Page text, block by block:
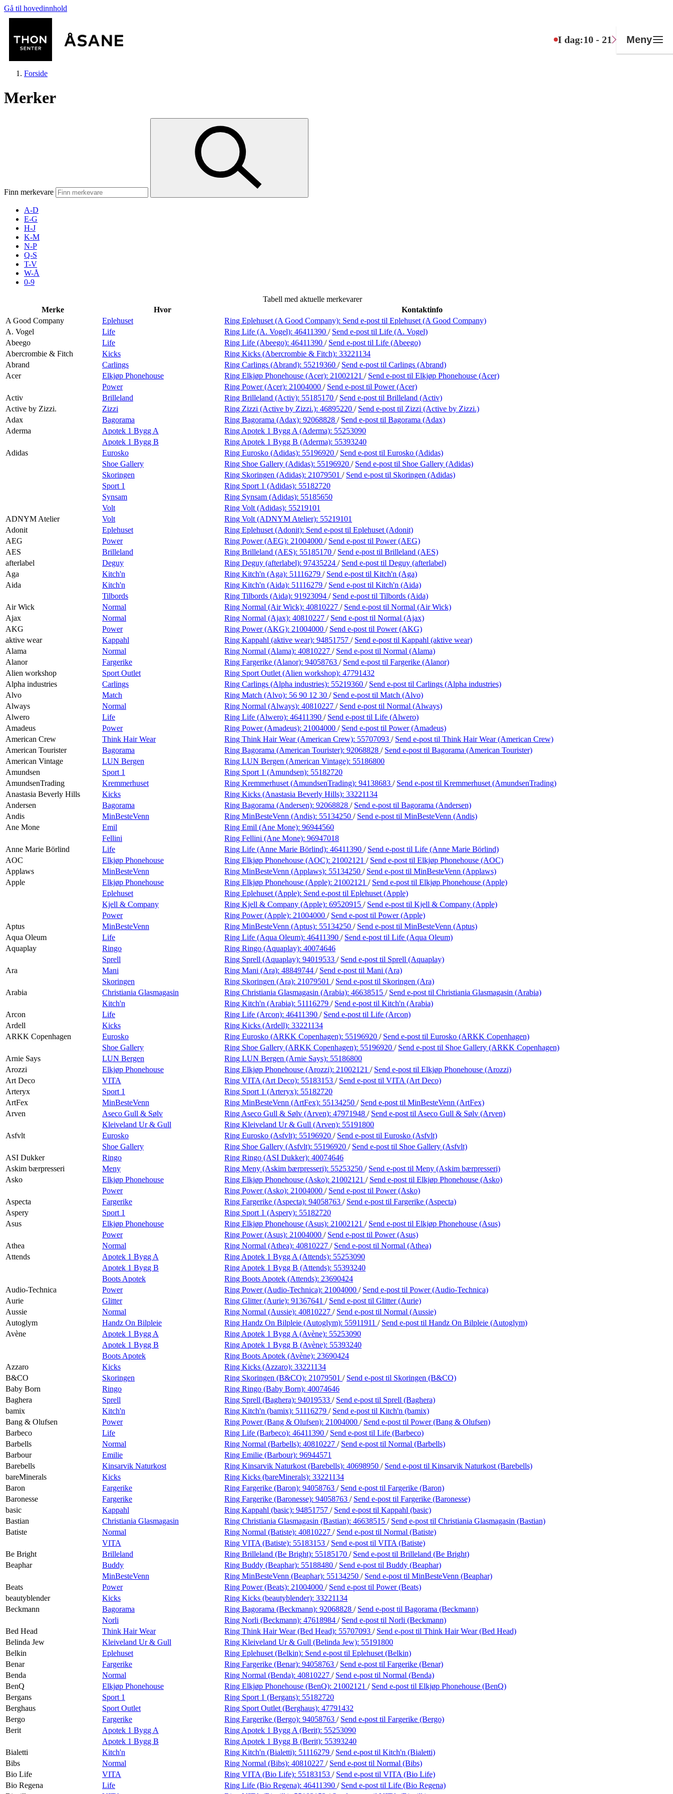
Gå til hovedinnhold
I dag:10 - 21 Meny
Mat og drikke
Kundeklubb
Inspirasjon
Praktisk informasjon
Ledige stillinger
Forside
Merker
Finn merkevare
A-D
E-G
H-J
K-M
N-P
Q-S
T-V
W-Å
0-9
Tabell med aktuelle merkevarer
Merke
Hvor
Kontaktinfo
A Good Company
Eplehuset Ring Eplehuset (A Good Company): Send e-post til Eplehuset (A Good Company)
A. Vogel
Life Ring Life (A. Vogel): 46411390 / Send e-post til Life (A. Vogel)
Abeego
Life Ring Life (Abeego): 46411390 / Send e-post til Life (Abeego)
Abercrombie & Fitch
Kicks Ring Kicks (Abercrombie & Fitch): 33221134
Abrand
Carlings Ring Carlings (Abrand): 55219360 / Send e-post til Carlings (Abrand)
Acer
Elkjøp Phonehouse Ring Elkjøp Phonehouse (Acer): 21002121 / Send e-post til Elkjøp Phonehouse (Acer)
Power
Ring Power (Acer): 21004000 / Send e-post til Power (Acer)
Activ
Brilleland Ring Brilleland (Activ): 55185170 / Send e-post til Brilleland (Activ)
Active by Zizzi.
Zizzi Ring Zizzi (Active by Zizzi.): 46895220 / Send e-post til Zizzi (Active by Zizzi.)
Adax
Bagorama Ring Bagorama (Adax): 92068828 / Send e-post til Bagorama (Adax)
Aderma
Apotek 1 Bygg A Ring Apotek 1 Bygg A (Aderma): 55253090
Apotek 1 Bygg B
Ring Apotek 1 Bygg B (Aderma): 55393240
Adidas
Eurosko Ring Eurosko (Adidas): 55196920 / Send e-post til Eurosko (Adidas)
Shoe Gallery
Ring Shoe Gallery (Adidas): 55196920 / Send e-post til Shoe Gallery (Adidas)
Skoringen
Ring Skoringen (Adidas): 21079501 / Send e-post til Skoringen (Adidas)
Sport 1
Ring Sport 1 (Adidas): 55182720
Synsam
Ring Synsam (Adidas): 55185650
Volt
Ring Volt (Adidas): 55219101
ADNYM Atelier
Volt Ring Volt (ADNYM Atelier): 55219101
Adonit
Eplehuset Ring Eplehuset (Adonit): Send e-post til Eplehuset (Adonit)
AEG
Power Ring Power (AEG): 21004000 / Send e-post til Power (AEG)
AES
Brilleland Ring Brilleland (AES): 55185170 / Send e-post til Brilleland (AES)
afterlabel
Deguy Ring Deguy (afterlabel): 97435224 / Send e-post til Deguy (afterlabel)
Aga
Kitch'n Ring Kitch'n (Aga): 51116279 / Send e-post til Kitch'n (Aga)
Aida
Kitch'n Ring Kitch'n (Aida): 51116279 / Send e-post til Kitch'n (Aida)
Tilbords
Ring Tilbords (Aida): 91923094 / Send e-post til Tilbords (Aida)
Air Wick
Normal Ring Normal (Air Wick): 40810227 / Send e-post til Normal (Air Wick)
Ajax
Normal Ring Normal (Ajax): 40810227 / Send e-post til Normal (Ajax)
AKG
Power Ring Power (AKG): 21004000 / Send e-post til Power (AKG)
aktive wear
Kappahl Ring Kappahl (aktive wear): 94851757 / Send e-post til Kappahl (aktive wear)
Alama
Normal Ring Normal (Alama): 40810227 / Send e-post til Normal (Alama)
Alanor
Fargerike Ring Fargerike (Alanor): 94058763 / Send e-post til Fargerike (Alanor)
Alien workshop
Sport Outlet Ring Sport Outlet (Alien workshop): 47791432
Alpha industries
Carlings Ring Carlings (Alpha industries): 55219360 / Send e-post til Carlings (Alpha industries)
Alvo
Match Ring Match (Alvo): 56 90 12 30 / Send e-post til Match (Alvo)
Always
Normal Ring Normal (Always): 40810227 / Send e-post til Normal (Always)
Alwero
Life Ring Life (Alwero): 46411390 / Send e-post til Life (Alwero)
Amadeus
Power Ring Power (Amadeus): 21004000 / Send e-post til Power (Amadeus)
American Crew
Think Hair Wear Ring Think Hair Wear (American Crew): 55707093 / Send e-post til Think Hair Wear (American Crew)
American Tourister
Bagorama Ring Bagorama (American Tourister): 92068828 / Send e-post til Bagorama (American Tourister)
American Vintage
LUN Bergen Ring LUN Bergen (American Vintage): 55186800
Amundsen
Sport 1 Ring Sport 1 (Amundsen): 55182720
AmundsenTrading
Kremmerhuset Ring Kremmerhuset (AmundsenTrading): 94138683 / Send e-post til Kremmerhuset (AmundsenTrading)
Anastasia Beverly Hills
Kicks Ring Kicks (Anastasia Beverly Hills): 33221134
Andersen
Bagorama Ring Bagorama (Andersen): 92068828 / Send e-post til Bagorama (Andersen)
Andis
MinBesteVenn Ring MinBesteVenn (Andis): 55134250 / Send e-post til MinBesteVenn (Andis)
Ane Mone
Emil Ring Emil (Ane Mone): 96944560
Fellini
Ring Fellini (Ane Mone): 96947018
Anne Marie Börlind
Life Ring Life (Anne Marie Börlind): 46411390 / Send e-post til Life (Anne Marie Börlind)
AOC
Elkjøp Phonehouse Ring Elkjøp Phonehouse (AOC): 21002121 / Send e-post til Elkjøp Phonehouse (AOC)
Applaws
MinBesteVenn Ring MinBesteVenn (Applaws): 55134250 / Send e-post til MinBesteVenn (Applaws)
Apple
Elkjøp Phonehouse Ring Elkjøp Phonehouse (Apple): 21002121 / Send e-post til Elkjøp Phonehouse (Apple)
Eplehuset
Ring Eplehuset (Apple): Send e-post til Eplehuset (Apple)
Kjell & Company
Ring Kjell & Company (Apple): 69520915 / Send e-post til Kjell & Company (Apple)
Power
Ring Power (Apple): 21004000 / Send e-post til Power (Apple)
Aptus
MinBesteVenn Ring MinBesteVenn (Aptus): 55134250 / Send e-post til MinBesteVenn (Aptus)
Aqua Oleum
Life Ring Life (Aqua Oleum): 46411390 / Send e-post til Life (Aqua Oleum)
Aquaplay
Ringo Ring Ringo (Aquaplay): 40074646
Sprell
Ring Sprell (Aquaplay): 94019533 / Send e-post til Sprell (Aquaplay)
Ara
Mani Ring Mani (Ara): 48849744 / Send e-post til Mani (Ara)
Skoringen
Ring Skoringen (Ara): 21079501 / Send e-post til Skoringen (Ara)
Arabia
Christiania Glasmagasin Ring Christiania Glasmagasin (Arabia): 46638515 / Send e-post til Christiania Glasmagasin (Arabia)
Kitch'n
Ring Kitch'n (Arabia): 51116279 / Send e-post til Kitch'n (Arabia)
Arcon
Life Ring Life (Arcon): 46411390 / Send e-post til Life (Arcon)
Ardell
Kicks Ring Kicks (Ardell): 33221134
ARKK Copenhagen
Eurosko Ring Eurosko (ARKK Copenhagen): 55196920 / Send e-post til Eurosko (ARKK Copenhagen)
Shoe Gallery
Ring Shoe Gallery (ARKK Copenhagen): 55196920 / Send e-post til Shoe Gallery (ARKK Copenhagen)
Arnie Says
LUN Bergen Ring LUN Bergen (Arnie Says): 55186800
Arozzi
Elkjøp Phonehouse Ring Elkjøp Phonehouse (Arozzi): 21002121 / Send e-post til Elkjøp Phonehouse (Arozzi)
Art Deco
VITA Ring VITA (Art Deco): 55183153 / Send e-post til VITA (Art Deco)
Arteryx
Sport 1 Ring Sport 1 (Arteryx): 55182720
ArtFex
MinBesteVenn Ring MinBesteVenn (ArtFex): 55134250 / Send e-post til MinBesteVenn (ArtFex)
Arven
Aseco Gull & Sølv Ring Aseco Gull & Sølv (Arven): 47971948 / Send e-post til Aseco Gull & Sølv (Arven)
Kleiveland Ur & Gull
Ring Kleiveland Ur & Gull (Arven): 55191800
Asfvlt
Eurosko Ring Eurosko (Asfvlt): 55196920 / Send e-post til Eurosko (Asfvlt)
Shoe Gallery
Ring Shoe Gallery (Asfvlt): 55196920 / Send e-post til Shoe Gallery (Asfvlt)
ASI Dukker
Ringo Ring Ringo (ASI Dukker): 40074646
Askim bærpresseri
Meny Ring Meny (Askim bærpresseri): 55253250 / Send e-post til Meny (Askim bærpresseri)
Asko
Elkjøp Phonehouse Ring Elkjøp Phonehouse (Asko): 21002121 / Send e-post til Elkjøp Phonehouse (Asko)
Power
Ring Power (Asko): 21004000 / Send e-post til Power (Asko)
Aspecta
Fargerike Ring Fargerike (Aspecta): 94058763 / Send e-post til Fargerike (Aspecta)
Aspery
Sport 1 Ring Sport 1 (Aspery): 55182720
Asus
Elkjøp Phonehouse Ring Elkjøp Phonehouse (Asus): 21002121 / Send e-post til Elkjøp Phonehouse (Asus)
Power
Ring Power (Asus): 21004000 / Send e-post til Power (Asus)
Athea
Normal Ring Normal (Athea): 40810227 / Send e-post til Normal (Athea)
Attends
Apotek 1 Bygg A Ring Apotek 1 Bygg A (Attends): 55253090
Apotek 1 Bygg B
Ring Apotek 1 Bygg B (Attends): 55393240
Boots Apotek
Ring Boots Apotek (Attends): 23690424
Audio-Technica
Power Ring Power (Audio-Technica): 21004000 / Send e-post til Power (Audio-Technica)
Aurie
Glitter Ring Glitter (Aurie): 91367641 / Send e-post til Glitter (Aurie)
Aussie
Normal Ring Normal (Aussie): 40810227 / Send e-post til Normal (Aussie)
Autoglym
Handz On Bilpleie Ring Handz On Bilpleie (Autoglym): 55911911 / Send e-post til Handz On Bilpleie (Autoglym)
Avène
Apotek 1 Bygg A Ring Apotek 1 Bygg A (Avène): 55253090
Apotek 1 Bygg B
Ring Apotek 1 Bygg B (Avène): 55393240
Boots Apotek
Ring Boots Apotek (Avène): 23690424
Azzaro
Kicks Ring Kicks (Azzaro): 33221134
B&CO
Skoringen Ring Skoringen (B&CO): 21079501 / Send e-post til Skoringen (B&CO)
Baby Born
Ringo Ring Ringo (Baby Born): 40074646
Baghera
Sprell Ring Sprell (Baghera): 94019533 / Send e-post til Sprell (Baghera)
bamix
Kitch'n Ring Kitch'n (bamix): 51116279 / Send e-post til Kitch'n (bamix)
Bang & Olufsen
Power Ring Power (Bang & Olufsen): 21004000 / Send e-post til Power (Bang & Olufsen)
Barbeco
Life Ring Life (Barbeco): 46411390 / Send e-post til Life (Barbeco)
Barbells
Normal Ring Normal (Barbells): 40810227 / Send e-post til Normal (Barbells)
Barbour
Emilie Ring Emilie (Barbour): 96944571
Barebells
Kinsarvik Naturkost Ring Kinsarvik Naturkost (Barebells): 40698950 / Send e-post til Kinsarvik Naturkost (Barebells)
bareMinerals
Kicks Ring Kicks (bareMinerals): 33221134
Baron
Fargerike Ring Fargerike (Baron): 94058763 / Send e-post til Fargerike (Baron)
Baronesse
Fargerike Ring Fargerike (Baronesse): 94058763 / Send e-post til Fargerike (Baronesse)
basic
Kappahl Ring Kappahl (basic): 94851757 / Send e-post til Kappahl (basic)
Bastian
Christiania Glasmagasin Ring Christiania Glasmagasin (Bastian): 46638515 / Send e-post til Christiania Glasmagasin (Bastian)
Batiste
Normal Ring Normal (Batiste): 40810227 / Send e-post til Normal (Batiste)
VITA
Ring VITA (Batiste): 55183153 / Send e-post til VITA (Batiste)
Be Bright
Brilleland Ring Brilleland (Be Bright): 55185170 / Send e-post til Brilleland (Be Bright)
Beaphar
Buddy Ring Buddy (Beaphar): 55188480 / Send e-post til Buddy (Beaphar)
MinBesteVenn
Ring MinBesteVenn (Beaphar): 55134250 / Send e-post til MinBesteVenn (Beaphar)
Beats
Power Ring Power (Beats): 21004000 / Send e-post til Power (Beats)
beautyblender
Kicks Ring Kicks (beautyblender): 33221134
Beckmann
Bagorama Ring Bagorama (Beckmann): 92068828 / Send e-post til Bagorama (Beckmann)
Norli
Ring Norli (Beckmann): 47618984 / Send e-post til Norli (Beckmann)
Bed Head
Think Hair Wear Ring Think Hair Wear (Bed Head): 55707093 / Send e-post til Think Hair Wear (Bed Head)
Belinda Jew
Kleiveland Ur & Gull Ring Kleiveland Ur & Gull (Belinda Jew): 55191800
Belkin
Eplehuset Ring Eplehuset (Belkin): Send e-post til Eplehuset (Belkin)
Benar
Fargerike Ring Fargerike (Benar): 94058763 / Send e-post til Fargerike (Benar)
Benda
Normal Ring Normal (Benda): 40810227 / Send e-post til Normal (Benda)
BenQ
Elkjøp Phonehouse Ring Elkjøp Phonehouse (BenQ): 21002121 / Send e-post til Elkjøp Phonehouse (BenQ)
Bergans
Sport 1 Ring Sport 1 (Bergans): 55182720
Berghaus
Sport Outlet Ring Sport Outlet (Berghaus): 47791432
Bergo
Fargerike Ring Fargerike (Bergo): 94058763 / Send e-post til Fargerike (Bergo)
Berit
Apotek 1 Bygg A Ring Apotek 1 Bygg A (Berit): 55253090
Apotek 1 Bygg B
Ring Apotek 1 Bygg B (Berit): 55393240
Bialetti
Kitch'n Ring Kitch'n (Bialetti): 51116279 / Send e-post til Kitch'n (Bialetti)
Bibs
Normal Ring Normal (Bibs): 40810227 / Send e-post til Normal (Bibs)
Bio Life
VITA Ring VITA (Bio Life): 55183153 / Send e-post til VITA (Bio Life)
Bio Regena
Life Ring Life (Bio Regena): 46411390 / Send e-post til Life (Bio Regena)